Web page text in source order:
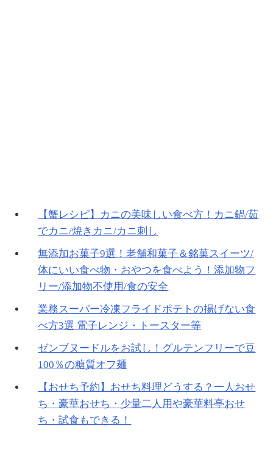
【蟹レシピ】カニの美味しい食べ方！カニ鍋/茹
でカニ/焼きカニ/カニ刺し
無添加お菓子9選！老舗和菓子＆銘菓スイーツ/
体にいい食べ物・おやつを食べよう！添加物フ
リー/添加物不使用/食の安全
業務スーパー冷凍フライドポテトの揚げない食
べ方3選 電子レンジ・トースター等
ゼンブヌードルをお試し！グルテンフリーで豆
100％の糖質オフ麺
【おせち予約】おせち料理どうする？一人おせ
ち・豪華おせち・少量二人用や豪華料亭おせ
ち・試食もできる！